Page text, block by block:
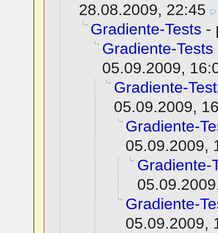
28.08.2009, 22:45
Gradiente-Tests -
Gradiente-Tests
05.09.2009,
Gradiente-
05.09.2009,
Gradiente-
05.09.2009,
Gradiente-
Gradiente-
05.09.2009,